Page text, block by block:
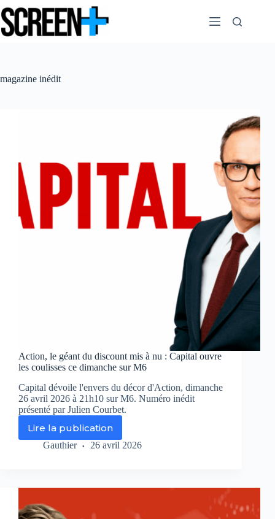
au
contenu
magazine inédit
Action, le géant du discount mis à nu : Capital ouvre
les coulisses ce dimanche sur M6
Capital dévoile l'envers du décor d'Action, dimanche
26 avril 2026 à 21h10 sur M6. Numéro inédit
présenté par Julien Courbet.
Lire la publication
Action,
le
mis
Gauthier 26 avril 2026